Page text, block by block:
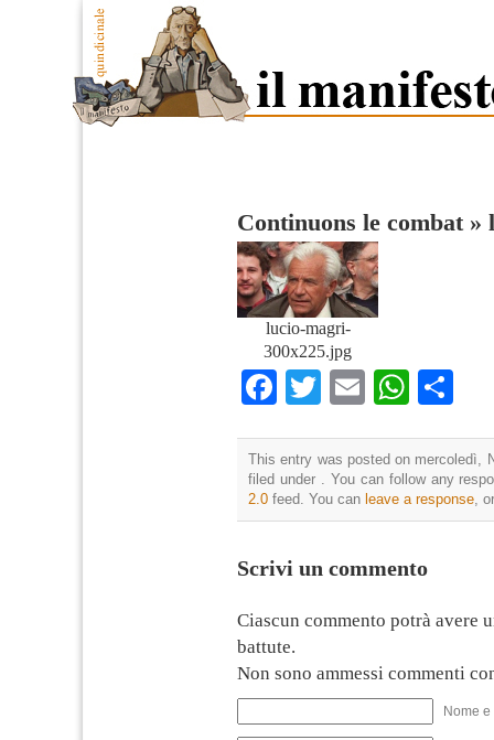
Continuons le combat»
lucio-magri-
300x225.jpg
Facebook
TwitterEmail
This entry was posted on mercoledì,
filed under . You can follow any
2.0 feed. You can leave a response ,
Scrivi un commento
Ciascun commento potrà avere
battute.
Non sono ammessi commenti
Nome